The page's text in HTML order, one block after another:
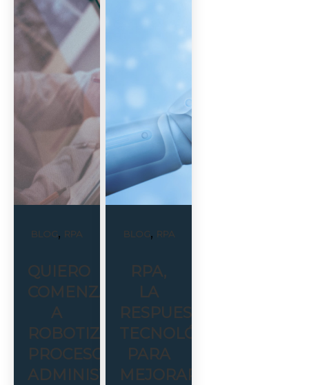
BLOG, RPA
QUIERO
COMENZAR
A
ROBOTIZAR
PROCESOS
ADMINISTRATIVOS,
BLOG, RPA
RPA,
LA
RESPUESTA
TECNOLÓGICA
PARA
MEJORAR